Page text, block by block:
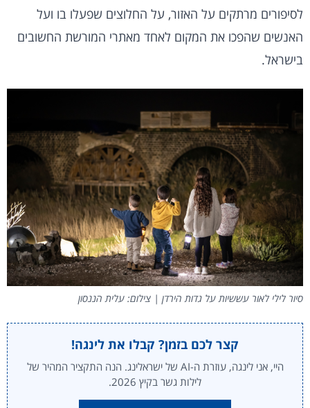
לסיפורים מרתקים על האזור, על החלוצים שפעלו בו ועל
האנשים שהפכו את המקום לאחד מאתרי המורשת החשובים
בישראל.
סיור לילי לאור עששיות על גדות הירדן | צילום: עלית הננסון
קצר לכם בזמן? קבלו את לינגה!
היי, אני לינגה, עוזרת ה-AI של ישראלינג. הנה התקציר המהיר של
לילות גשר בקיץ 2026.